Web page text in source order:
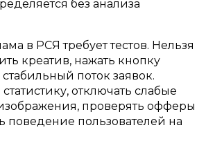
без анализа
в РСЯ требует тестов. Нельзя
креатив, нажать кнопку
поток заявок.
отключать слабые
проверять офферы
поведение пользователей на